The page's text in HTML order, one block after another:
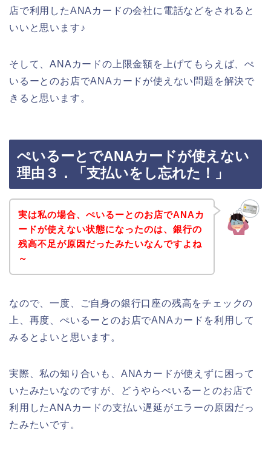
店で利用したANAカードの会社に電話などをされると
いいと思います♪
そして、ANAカードの上限金額を上げてもらえば、ぺ
いるーとのお店でANAカードが使えない問題を解決で
きると思います。
ぺいるーとでANAカードが使えない
理由３．「支払いをし忘れた！」
実は私の場合、ぺいるーとのお店でANAカ
ードが使えない状態になったのは、銀行の
残高不足が原因だったみたいなんですよね
～
なので、一度、ご自身の銀行口座の残高をチェックの
上、再度、ぺいるーとのお店でANAカードを利用して
みるとよいと思います。
実際、私の知り合いも、ANAカードが使えずに困って
いたみたいなのですが、どうやらぺいるーとのお店で
利用したANAカードの支払い遅延がエラーの原因だっ
たみたいです。